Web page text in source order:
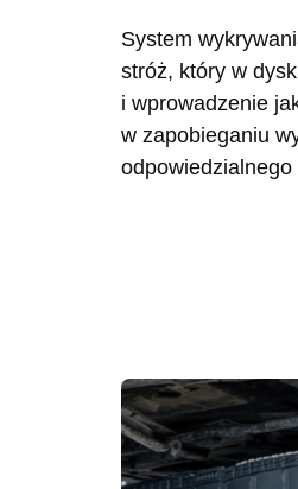
System
stróż, który w
i wprowadzenie
w zapobieganiu